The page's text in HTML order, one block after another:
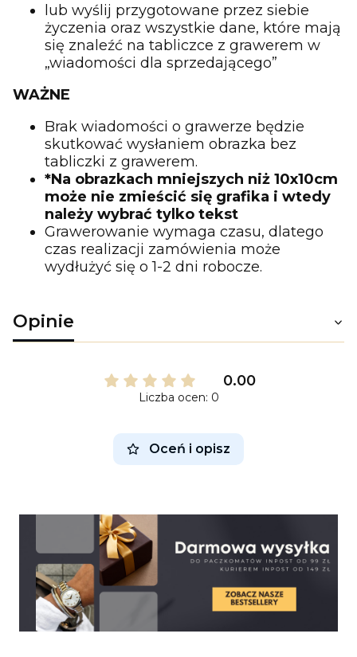
lub wyślij przygotowane przez siebie
życzenia oraz wszystkie dane, które mają
się znaleźć na tabliczce z grawerem w
„wiadomości dla sprzedającego”
WAŻNE
Brak wiadomości o grawerze będzie
skutkować wysłaniem obrazka bez
tabliczki z grawerem.
*Na obrazkach mniejszych niż 10x10cm
może nie zmieścić się grafika i wtedy
należy wybrać tylko tekst
Grawerowanie wymaga czasu, dlatego
czas realizacji zamówienia może
wydłużyć się o 1-2 dni robocze.
Opinie
0.00
Liczba ocen: 0
Oceń i opisz